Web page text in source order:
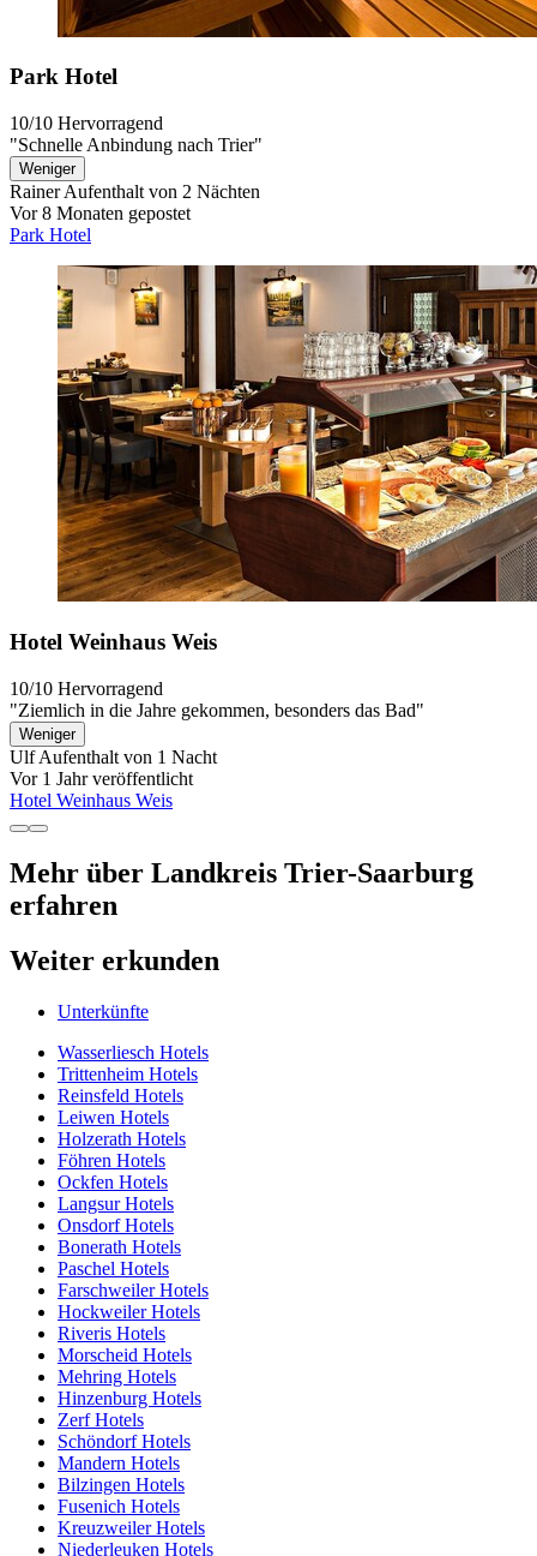
Park Hotel
10/10 Hervorragend
"Schnelle Anbindung nach Trier"
Weniger
RainerAufenthalt von 2 Nächten
Vor 8 Monaten gepostet
Park Hotel
Hotel Weinhaus Weis
10/10 Hervorragend
"Ziemlich in die Jahre gekommen, besonders das Bad"
Weniger
UlfAufenthalt von 1 Nacht
Vor 1 Jahr veröffentlicht
Hotel Weinhaus Weis
Mehr über Landkreis Trier-Saarburg
erfahren
Weiter erkunden
Unterkünfte
Wasserliesch Hotels
Trittenheim Hotels
Reinsfeld Hotels
Leiwen Hotels
Holzerath Hotels
Föhren Hotels
Ockfen Hotels
Langsur Hotels
Onsdorf Hotels
Bonerath Hotels
Paschel Hotels
Farschweiler Hotels
Hockweiler Hotels
Riveris Hotels
Morscheid Hotels
Mehring Hotels
Hinzenburg Hotels
Zerf Hotels
Schöndorf Hotels
Mandern Hotels
Bilzingen Hotels
Fusenich Hotels
Kreuzweiler Hotels
Niederleuken Hotels